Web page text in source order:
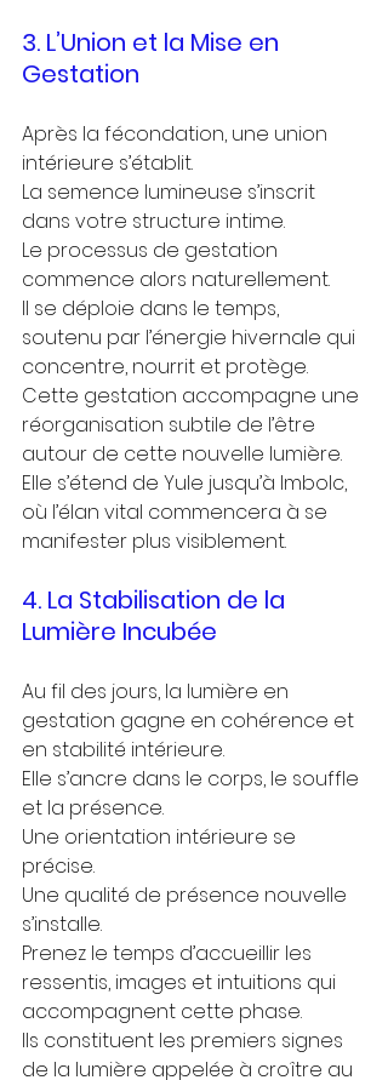
3. L’Union et la Mise en
Gestation
Après la fécondation, une union
intérieure s’établit.
La semence lumineuse s’inscrit
dans votre structure intime.
Le processus de gestation
commence alors naturellement.
Il se déploie dans le temps,
soutenu par l’énergie hivernale qui
concentre, nourrit et protège.
Cette gestation accompagne une
réorganisation subtile de l’être
autour de cette nouvelle lumière.
Elle s’étend de Yule jusqu’à Imbolc,
où l’élan vital commencera à se
manifester plus visiblement.
4. La Stabilisation de la
Lumière Incubée
Au fil des jours, la lumière en
gestation gagne en cohérence et
en stabilité intérieure.
Elle s’ancre dans le corps, le souffle
et la présence.
Une orientation intérieure se
précise.
Une qualité de présence nouvelle
s’installe.
Prenez le temps d’accueillir les
ressentis, images et intuitions qui
accompagnent cette phase.
Ils constituent les premiers signes
de la lumière appelée à croître au